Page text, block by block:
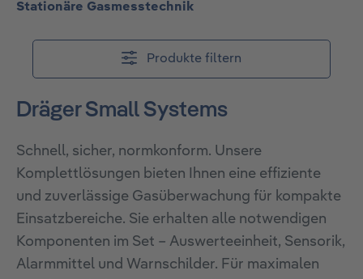
Stationäre Gasmesstechnik
Produkte filtern
Dräger Small Systems
Schnell, sicher, normkonform. Unsere
Komplettlösungen bieten Ihnen eine effiziente
und zuverlässige Gasüberwachung für kompakte
Einsatzbereiche. Sie erhalten alle notwendigen
Komponenten im Set – Auswerteeinheit, Sensorik,
Alarmmittel und Warnschilder. Für maximalen